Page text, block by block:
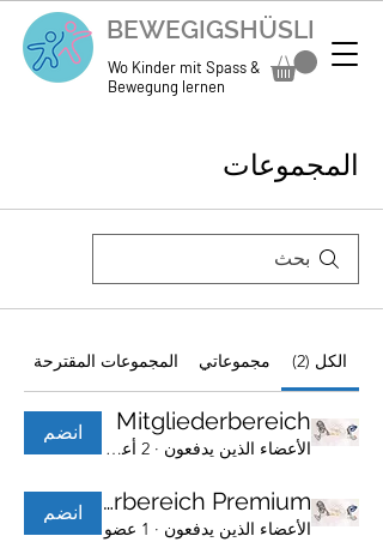
BEWEGIGSHÜSLI
Wo Kinder mit Spass &
Bewegung lernen
المجموعات
الكل (2) مجموعاتي المجموعات المقترحة
Mitgliederbereich
الأعضاء الذين يدفعون · 2 أعضاء
انضم
Mitgliederbereich Premium
الأعضاء الذين يدفعون · 1 عضو
انضم